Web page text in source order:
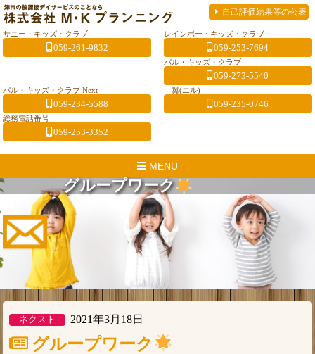
自己評価結果等の公表
サニー・キッズ・クラブ
059-261-9832
レインボー・キッズ・クラブ
059-253-7694
パル・キッズ・クラブ
059-273-5540
パル・キッズ・クラブ Next
059-234-5588
翼(エル)
059-235-0746
総務電話番号
059-253-3352
MENU
グループワーク
ネクスト 2021年3月18日
グループワーク